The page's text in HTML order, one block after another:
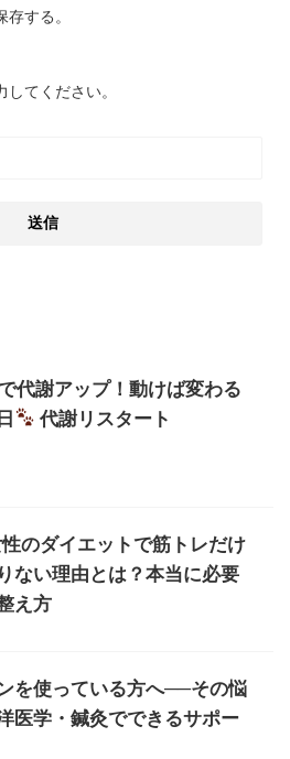
する。
してください。
代謝アップ！動けば変わる
代謝リスタート
のダイエットで筋トレだけ
ない理由とは？本当に必要
え方
を使っている方へ──その悩
医学・鍼灸でできるサポー